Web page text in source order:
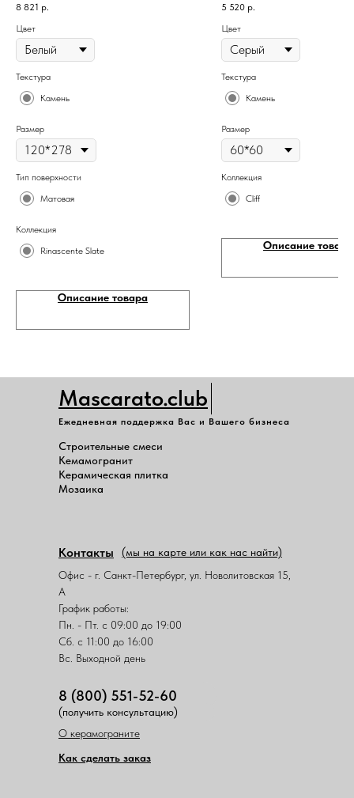
8 821 р.
Цвет
Текстура
Камень
Размер
Тип поверхности
Матовая
Коллекция
Rinascente Slate
Описание товара
5 520 р.
Цвет
Текстура
Камень
Размер
Коллекция
Cliff
Описание товара
Ежедневная поддержка Вас и Вашего бизнеса
Mascarato.club
Строительные смеси
Кемамогранит
Керамическая плитка
Мозаика
Контакты
Офис - г. Санкт-Петербург, ул. Новолитовская 15,
А
График работы:
Пн. - Пт. с 09:00 до 19:00
Сб. с 11:00 до 16:00
Вс. Выходной день
8 (800) 551-52-60
(мы на карте или как нас найти)
(получить консультацию)
О керамограните
Как сделать заказ